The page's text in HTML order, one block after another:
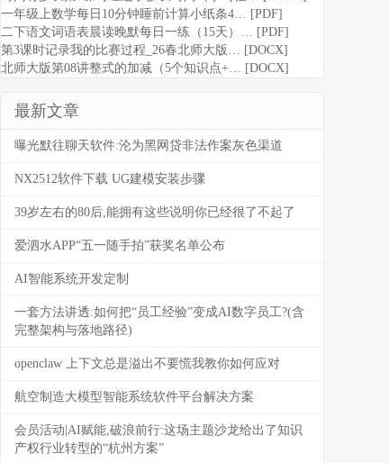
一年级上数学每日10分钟睡前计算小纸条4… [PDF]
二下语文词语表晨读晚默每日一练（15天）… [PDF]
第3课时记录我的比赛过程_26春北师大版… [DOCX]
北师大版第08讲整式的加减（5个知识点+… [DOCX]
最新文章
曝光默往聊天软件:沦为黑网贷非法作案灰色渠道
NX2512软件下载 UG建模安装步骤
39岁左右的80后,能拥有这些说明你已经很了不起了
爱泗水APP“五一随手拍”获奖名单公布
AI智能系统开发定制
一套方法讲透:如何把“员工经验”变成AI数字员工?(含
完整架构与落地路径)
openclaw 上下文总是溢出不要慌我教你如何应对
航空制造大模型智能系统软件平台解决方案
会员活动|AI赋能,破浪前行:这场主题沙龙给出了知识
产权行业转型的“杭州方案”